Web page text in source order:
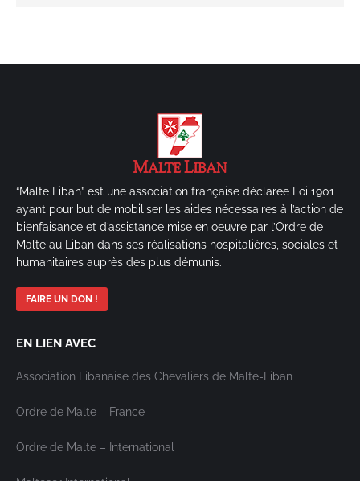
“Malte Liban” est une association française déclarée Loi 1901
ayant pour but de mobiliser les aides nécessaires à l’action de
bienfaisance et d’assistance mise en oeuvre par l’Ordre de
Malte au Liban dans ses réalisations hospitalières, sociales et
humanitaires auprès des plus démunis.
FAIRE UN DON !
EN LIEN AVEC
Association Libanaise des Chevaliers de Malte-Liban
Ordre de Malte – France
Ordre de Malte – International